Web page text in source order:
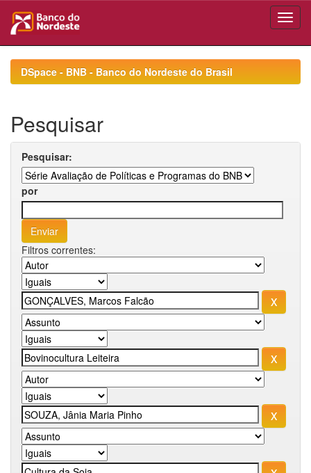
navigationDSpace - BNB - Banco do Nordeste do Brasil
Pesquisar
Pesquisar:
por
Filtros correntes: